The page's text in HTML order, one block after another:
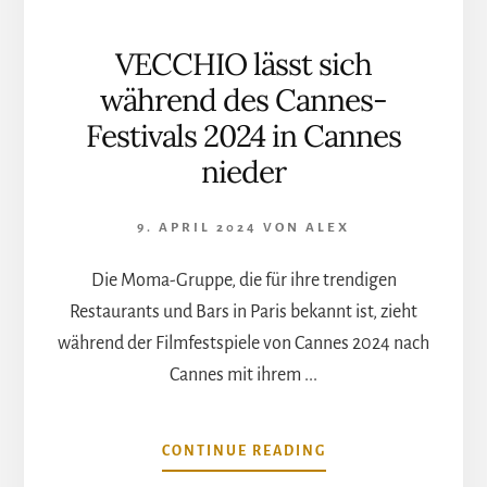
VECCHIO lässt sich
während des Cannes-
Festivals 2024 in Cannes
nieder
9. APRIL 2024 VON ALEX
Die Moma-Gruppe, die für ihre trendigen
Restaurants und Bars in Paris bekannt ist, zieht
während der Filmfestspiele von Cannes 2024 nach
Cannes mit ihrem ...
CONTINUE READING
LÄSST